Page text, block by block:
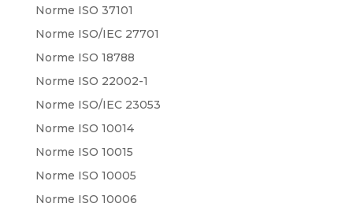
Norme ISO 37101
Norme ISO/IEC 27701
Norme ISO 18788
Norme ISO 22002-1
Norme ISO/IEC 23053
Norme ISO 10014
Norme ISO 10015
Norme ISO 10005
Norme ISO 10006